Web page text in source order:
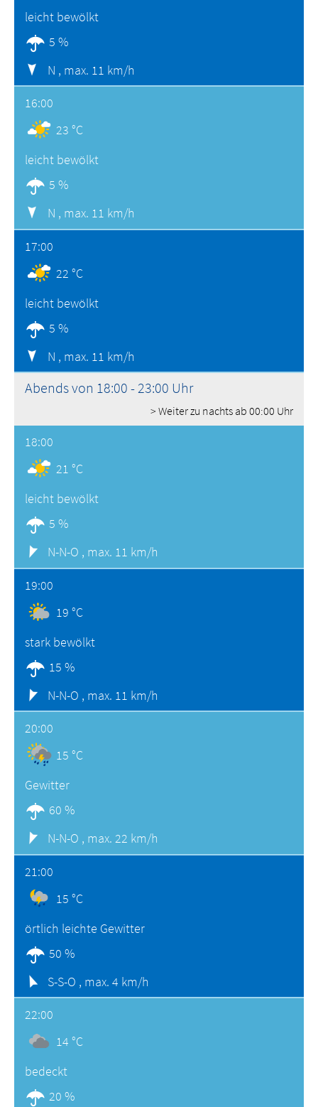
leicht bewölkt
5 %
N , max. 11 km/h
16:00
23 °C
leicht bewölkt
5 %
N , max. 11 km/h
17:00
22 °C
leicht bewölkt
5 %
N , max. 11 km/h
Abends von 18:00 - 23:00 Uhr
> Weiter zu nachts ab 00:00 Uhr
18:00
21 °C
leicht bewölkt
5 %
N-N-O , max. 11 km/h
19:00
19 °C
stark bewölkt
15 %
N-N-O , max. 11 km/h
20:00
15 °C
Gewitter
60 %
N-N-O , max. 22 km/h
21:00
15 °C
örtlich leichte Gewitter
50 %
S-S-O , max. 4 km/h
22:00
14 °C
bedeckt
20 %